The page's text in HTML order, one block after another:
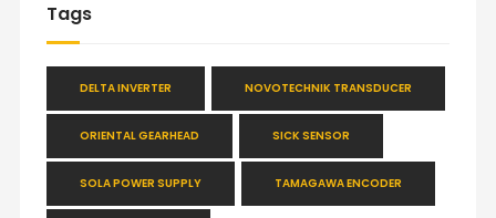
Tags
DELTA INVERTER NOVOTECHNIK TRANSDUCER
ORIENTAL GEARHEAD SICK SENSOR
SOLA POWER SUPPLY TAMAGAWA ENCODER